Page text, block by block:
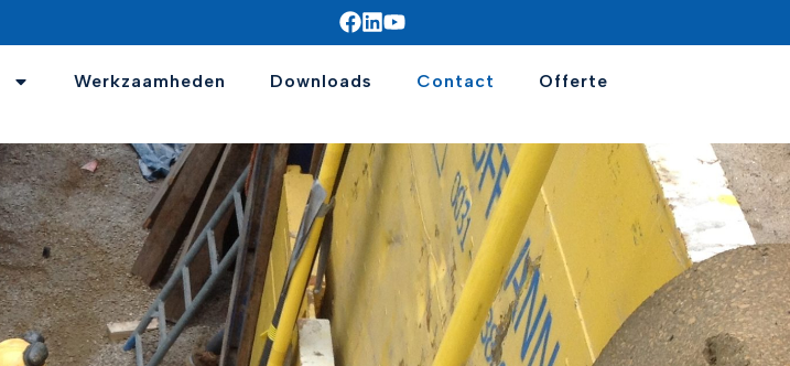
Werkzaamheden Downloads Contact Offerte